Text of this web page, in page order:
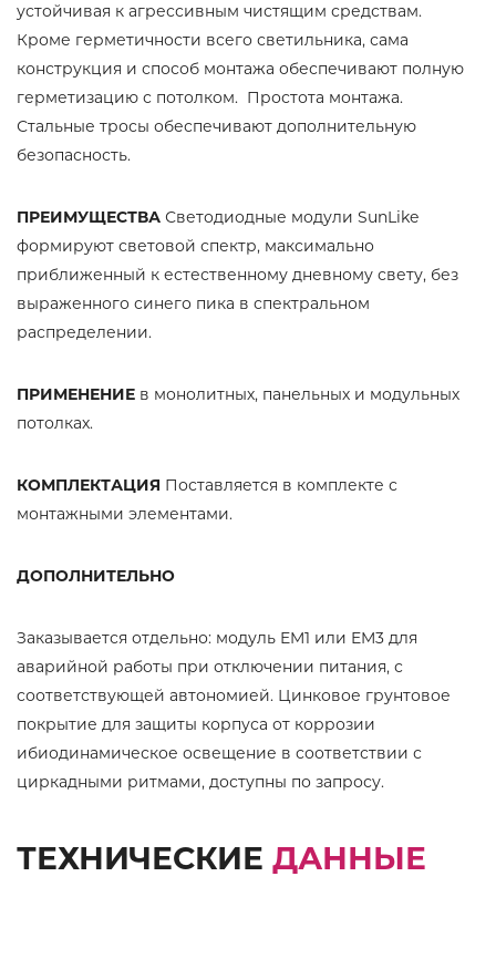
устойчивая к агрессивным чистящим средствам.
Кроме герметичности всего светильника, сама
конструкция и способ монтажа обеспечивают полную
герметизацию с потолком. Простота монтажа.
Стальные тросы обеспечивают дополнительную
безопасность.
ПРЕИМУЩЕСТВА Светодиодные модули SunLike
формируют световой спектр, максимально
приближенный к естественному дневному свету, без
выраженного синего пика в спектральном
распределении.
ПРИМЕНЕНИЕ в монолитных, панельных и модульных
потолках.
КОМПЛЕКТАЦИЯ Поставляется в комплекте с
монтажными элементами.
ДОПОЛНИТЕЛЬНО
Заказывается отдельно: модуль EM1 или EM3 для
аварийной работы при отключении питания, с
соответствующей автономией. Цинковое грунтовое
покрытие для защиты корпуса от коррозии
ибиодинамическое освещение в соответствии с
циркадными ритмами, доступны по запросу.
ТЕХНИЧЕСКИЕ ДАННЫЕ